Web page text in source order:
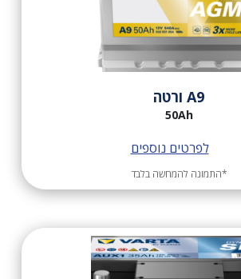
A9 ורטה
לפרטים נוספים
*התמונה להמחשה בלבד
50Ah